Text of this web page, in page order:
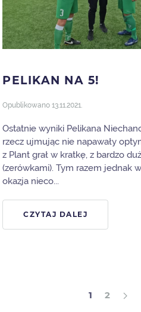
PELIKAN NA 5!
Opublikowano13.11.2021
Ostatnie wyniki Pelikana
rzecz ujmując nie napawały
z Plant grał w kratkę, z bardzo
(zerówkami). Tym razem jednak
okazja nieco...
CZYTAJ DALEJ
1 2